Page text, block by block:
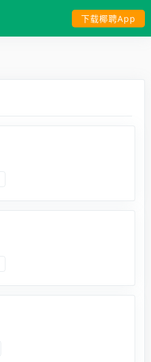
下载椰聘App